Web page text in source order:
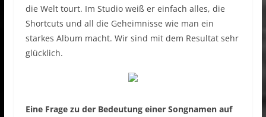
die Welt tourt. Im Studio weiß er einfach alles, die
Shortcuts und all die Geheimnisse wie man ein
starkes Album macht. Wir sind mit dem Resultat sehr
glücklich.
Eine Frage zu der Bedeutung einer Songnamen auf